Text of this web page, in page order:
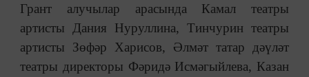
Грант алучылар арасында Камал театры
артисты Дания Нуруллина, Тинчурин театры
артисты Зөфәр Харисов, Әлмәт татар дәүләт
театры директоры Фәридә Исмәгыйлева, Казан